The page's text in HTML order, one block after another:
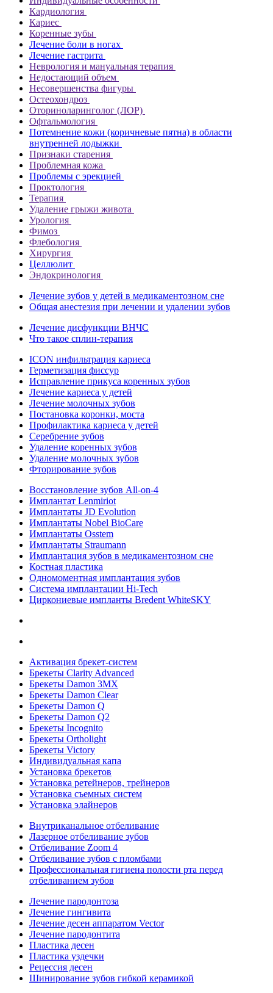
Кардиология
Кариес
Коренные зубы
Лечение боли в ногах
Лечение гастрита
Неврология и мануальная терапия
Недостающий объем
Несовершенства фигуры
Остеохондроз
Оториноларинголог (ЛОР)
Офтальмология
Потемнение кожи (коричневые пятна) в области
внутренней лодыжки
Признаки старения
Проблемная кожа
Проблемы с эрекцией
Проктология
Терапия
Удаление грыжи живота
Урология
Фимоз
Флебология
Хирургия
Целлюлит
Эндокринология
Лечение зубов у детей в медикаментозном сне
Общая анестезия при лечении и удалении зубов
Лечение дисфункции ВНЧС
Что такое сплин-терапия
ICON инфильтрация кариеса
Герметизация фиссур
Исправление прикуса коренных зубов
Лечение кариеса у детей
Лечение молочных зубов
Постановка коронки, моста
Профилактика кариеса у детей
Серебрение зубов
Удаление коренных зубов
Удаление молочных зубов
Фторирование зубов
Восстановление зубов All‑on‑4
Имплантат Lenmiriot
Имплантаты JD Evolution
Имплантаты Nobel BioСare
Имплантаты Osstem
Имплантаты Straumann
Имплантация зубов в медикаментозном сне
Костная пластика
Одномоментная имплантация зубов
Система имплантации Hi-Tech
Циркониевые импланты Bredent WhiteSKY
Активация брекет-систем
Брекеты Clarity Advanced
Брекеты Damon 3MX
Брекеты Damon Clear
Брекеты Damon Q
Брекеты Damon Q2
Брекеты Incognito
Брекеты Ortholight
Брекеты Victory
Индивидуальная капа
Установка брекетов
Установка ретейнеров, трейнеров
Установка съемных систем
Установка элайнеров
Внутриканальное отбеливание
Лазерное отбеливание зубов
Отбеливание Zoom 4
Отбеливание зубов с пломбами
Профессиональная гигиена полости рта перед
отбеливанием зубов
Лечение пародонтоза
Лечение гингивита
Лечение десен аппаратом Vector
Лечение пародонтита
Пластика десен
Пластика уздечки
Рецессия десен
Шинирование зубов гибкой керамикой